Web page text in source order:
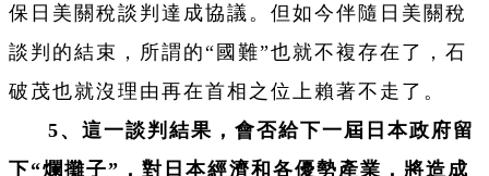
保日美關稅談判達成協議。但如今伴隨日美關稅
談判的結束，所謂的“國難”也就不複存在了，石
破茂也就沒理由再在首相之位上賴著不走了。
5、這一談判結果，會否給下一屆日本政府留
下“爛攤子”，對日本經濟和各優勢產業，將造成